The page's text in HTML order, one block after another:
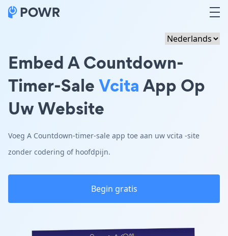
Embed A Countdown-
Timer-SaleVcitaApp Op
Uw Website
Voeg A Countdown-timer-sale app toe aan uw vcita -site
zonder codering of hoofdpijn.
Begin gratis